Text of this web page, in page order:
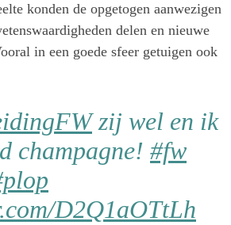
konden de opgetogen aanwezigen
delen en nieuwe
in een goede sfeer getuigen ook
zij wel en ik
champagne! #fw
D2Q1aOTtLh